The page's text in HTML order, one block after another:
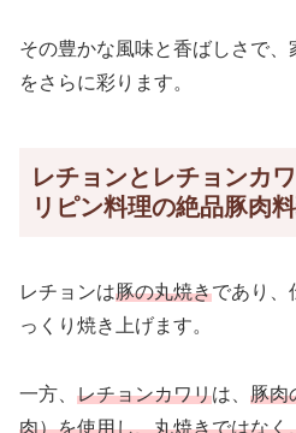
その豊かな風味と香ばしさで
をさらに彩ります。
レチョンとレチョンカ
リピン料理の絶品豚肉
レチョンは豚の丸焼きであり、
っくり焼き上げます。
一方、 レチョンカワリは、 豚肉
肉）を使用し、丸焼きではなく